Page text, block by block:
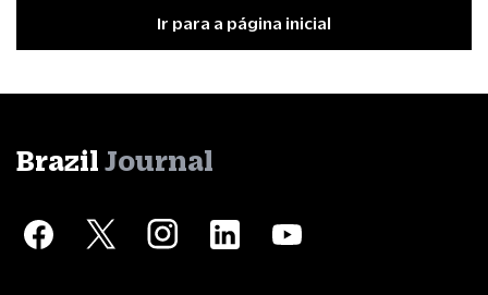
Ir para a página inicial
Brazil Journal